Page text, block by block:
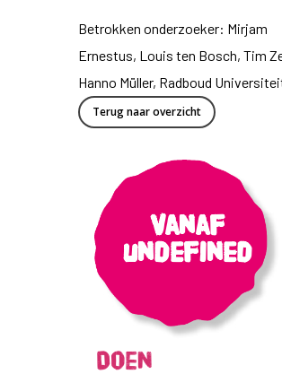
Betrokken onderzoeker: Mirjam
Ernestus, Louis ten Bosch, Tim
Hanno Müller, Radboud
Terug naar overzicht
Vanaf
undefined
Doen